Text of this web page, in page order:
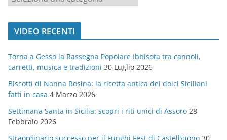
a
t
o
r
i
e
VIDEO RECENTI
Torna a Gesso la Rassegna Popolare Ibbisota tra cannoli,
carretti, musica e tradizioni 30 Luglio 2026
Biscotti di Nonna Rosina: la ricetta antica dei dolci Siciliani
fatti in casa 4 Marzo 2026
Settimana Santa in Sicilia: scopri i riti unici di Assoro 28
Febbraio 2026